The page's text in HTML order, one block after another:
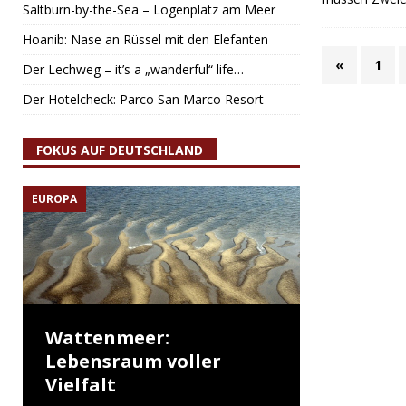
« 1
Saltburn-by-the-Sea – Logenplatz am Meer
Hoanib: Nase an Rüssel mit den Elefanten
Der Lechweg – it’s a „wanderful“ life…
Der Hotelcheck: Parco San Marco Resort
FOKUS AUF DEUTSCHLAND
EUROPA
Wattenmeer:
Lebensraum voller
Vielfalt